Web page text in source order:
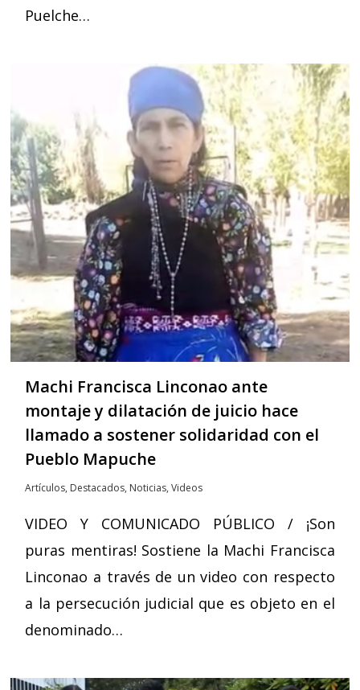
Puelche…
Machi Francisca Linconao ante
montaje y dilatación de juicio hace
llamado a sostener solidaridad con el
Pueblo Mapuche
Artículos, Destacados, Noticias,Videos
VIDEO Y COMUNICADO PÚBLICO / ¡Son
puras mentiras! Sostiene la Machi Francisca
Linconao a través de un video con respecto
a la persecución judicial que es objeto en el
denominado…